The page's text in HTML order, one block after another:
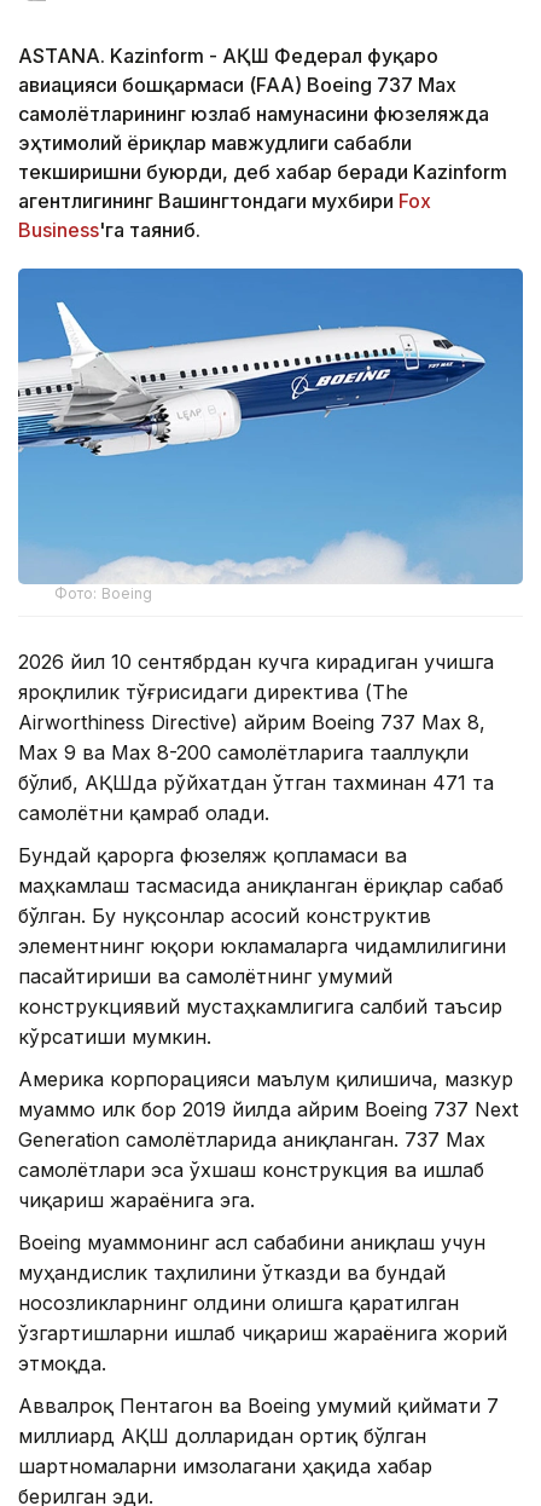
ASTANA. Kazinform - АҚШ Федерал фуқаро
авиацияси бошқармаси (FAA) Boeing 737 Max
самолётларининг юзлаб намунасини фюзеляжда
эҳтимолий ёриқлар мавжудлиги сабабли
текширишни буюрди, деб хабар беради Kazinform
агентлигининг Вашингтондаги мухбири Fox
Business'га таяниб.
Фото: Boeing
2026 йил 10 сентябрдан кучга кирадиган учишга
яроқлилик тўғрисидаги директива (The
Airworthiness Directive) айрим Boeing 737 Max 8,
Max 9 ва Max 8-200 самолётларига тааллуқли
бўлиб, АҚШда рўйхатдан ўтган тахминан 471 та
самолётни қамраб олади.
Бундай қарорга фюзеляж қопламаси ва
маҳкамлаш тасмасида аниқланган ёриқлар сабаб
бўлган. Бу нуқсонлар асосий конструктив
элементнинг юқори юкламаларга чидамлилигини
пасайтириши ва самолётнинг умумий
конструкциявий мустаҳкамлигига салбий таъсир
кўрсатиши мумкин.
Америка корпорацияси маълум қилишича, мазкур
муаммо илк бор 2019 йилда айрим Boeing 737 Next
Generation самолётларида аниқланган. 737 Max
самолётлари эса ўхшаш конструкция ва ишлаб
чиқариш жараёнига эга.
Boeing муаммонинг асл сабабини аниқлаш учун
муҳандислик таҳлилини ўтказди ва бундай
носозликларнинг олдини олишга қаратилган
ўзгартишларни ишлаб чиқариш жараёнига жорий
этмоқда.
Аввалроқ Пентагон ва Boeing умумий қиймати 7
миллиард АҚШ долларидан ортиқ бўлган
шартномаларни имзолагани ҳақида хабар
берилган эди.